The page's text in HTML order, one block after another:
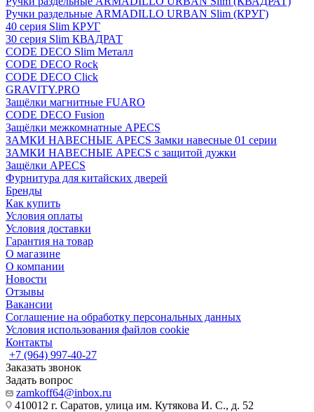
Ручки раздельные ARMADILLO URBAN Slim (КРУГ)
40 серия Slim КРУГ
30 серия Slim КВАДРАТ
CODE DECO Slim Металл
CODE DECO Rock
CODE DECO Click
GRAVITY.PRO
Защёлки магнитные FUARO
CODE DECO Fusion
Защёлки межкомнатные APECS
ЗАМКИ НАВЕСНЫЕ APECS Замки навесные 01 серии
ЗАМКИ НАВЕСНЫЕ APECS с защитой дужки
Защёлки APECS
Фурнитура для китайских дверей
Бренды
Как купить
Условия оплаты
Условия доставки
Гарантия на товар
О магазине
О компании
Новости
Отзывы
Вакансии
Соглашение на обработку персональных данных
Условия использования файлов cookie
Контакты
+7 (964) 997-40-27
Заказать звонок
Задать вопрос
zamkoff64@inbox.ru
410012 г. Саратов, улица им. Кутякова И. С., д. 52